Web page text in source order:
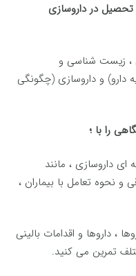
تحصیل در داروسازی
، زیست شناسی و
دارو) و داروسازی (چگونگی
را با ؛
داروسازی ، مانند
و نحوه تعامل با بیماران ،
، داروها و اقدامات بالینی
تمرین می کنید.